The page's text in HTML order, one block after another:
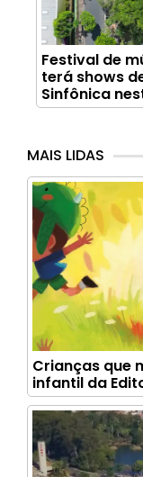
Festival de
terá shows
Sinfônica
MAIS LIDAS
Crianças que
infantil da